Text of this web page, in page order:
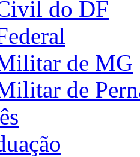
do DF
de MG
de